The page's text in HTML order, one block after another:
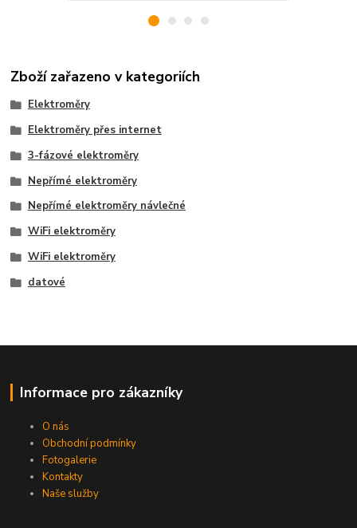
Zboží zařazeno v kategoriích
Elektroměry
Elektroměry přes internet
3-fázové elektroměry
Nepřímé elektroměry
Nepřímé elektroměry návlečné
WiFi elektroměry
WiFi elektroměry
datové
Informace pro zákazníky
O nás
Obchodní podmínky
Fotogalerie
Kontakty
Naše služby